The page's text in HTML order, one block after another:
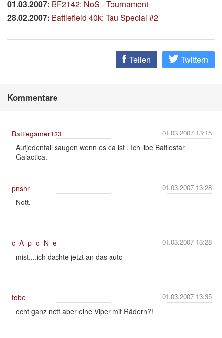
01.03.2007: BF2142: NoS - Tournament
28.02.2007: Battlefield 40k: Tau Special #2
Teilen Twittern
Kommentare
01.03.2007 13:15
Battlegamer123
Aufjedenfall saugen wenn es da ist . Ich libe Battlestar
Galactica.
01.03.2007 13:28
pnshr
Nett.
01.03.2007 13:28
c_A_p_o_N_e
mist....ich dachte jetzt an das auto
01.03.2007 13:35
tobe
echt ganz nett aber eine Viper mit Rädern?!